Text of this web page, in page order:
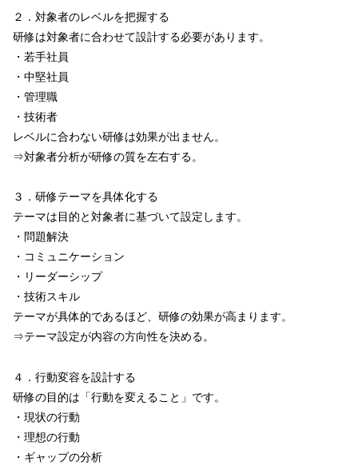
２．対象者のレベルを把握する
研修は対象者に合わせて設計する必要があります。
・若手社員
・中堅社員
・管理職
・技術者
レベルに合わない研修は効果が出ません。
⇒対象者分析が研修の質を左右する。
３．研修テーマを具体化する
テーマは目的と対象者に基づいて設定します。
・問題解決
・コミュニケーション
・リーダーシップ
・技術スキル
テーマが具体的であるほど、研修の効果が高まります。
⇒テーマ設定が内容の方向性を決める。
４．行動変容を設計する
研修の目的は「行動を変えること」です。
・現状の行動
・理想の行動
・ギャップの分析